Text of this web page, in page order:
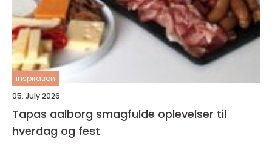
inspiration
05. July 2026
Tapas aalborg smagfulde oplevelser til
hverdag og fest